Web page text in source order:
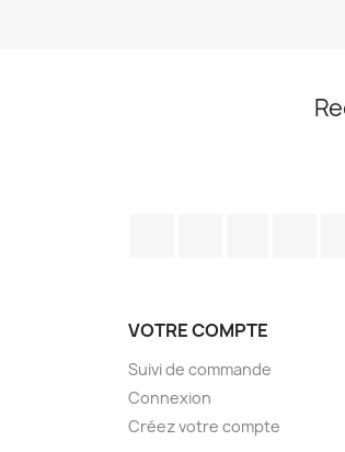
VOTRE COMPTE
Suivi de commande
Connexion
Créez votre compte